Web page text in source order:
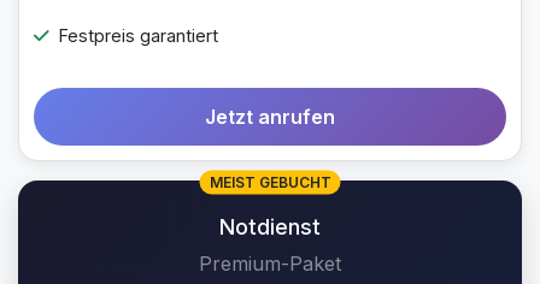
Festpreis garantiert
Jetzt anrufen
MEIST GEBUCHT
Notdienst
Premium-Paket